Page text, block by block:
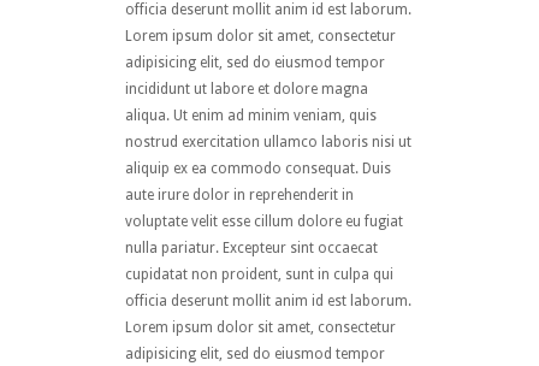
officia deserunt mollit anim id est laborum.
Lorem ipsum dolor sit amet, consectetur
adipisicing elit, sed do eiusmod tempor
incididunt ut labore et dolore magna
aliqua. Ut enim ad minim veniam, quis
nostrud exercitation ullamco laboris nisi ut
aliquip ex ea commodo consequat. Duis
aute irure dolor in reprehenderit in
voluptate velit esse cillum dolore eu fugiat
nulla pariatur. Excepteur sint occaecat
cupidatat non proident, sunt in culpa qui
officia deserunt mollit anim id est laborum.
Lorem ipsum dolor sit amet, consectetur
adipisicing elit, sed do eiusmod tempor